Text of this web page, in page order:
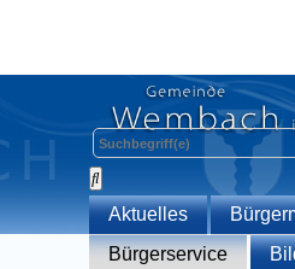
Aktuelles
Bürgerservice